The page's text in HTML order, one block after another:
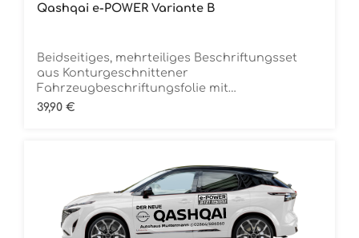
Qashqai e-POWER Variante B
Beidseitiges, mehrteiliges Beschriftungsset
aus Konturgeschnittener
Fahrzeugbeschriftungsfolie mit
ÜbertragungstapeDie Folie ist Rückstandsfrei
Regulärer Preis:
39,90 €